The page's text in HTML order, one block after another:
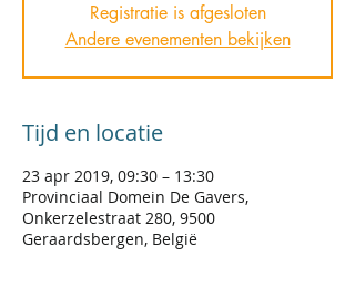
Registratie is afgesloten
Andere evenementen bekijken
Tijd en locatie
23 apr 2019, 09:30 – 13:30
Provinciaal Domein De Gavers,
Onkerzelestraat 280, 9500
Geraardsbergen, België